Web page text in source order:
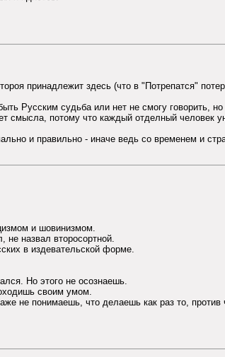
принадлежит здесь (что в "Потрепатся"
Русским судьба или нет не смогу говорить,
смысла, потому что каждый отделный человек
и правильно - иначе ведь со временем и
и шовинизмом.
не назвал второсортной.
в издевательской форме.
Но этого не осознаешь.
своим умом.
не понимаешь, что делаешь как раз то, против